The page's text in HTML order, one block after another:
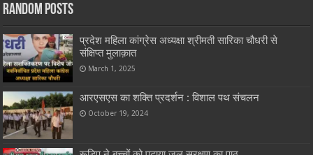
Random Posts
प्रदेश महिला कांग्रेस अध्यक्षा श्रीमती सारिका चौधरी से
संक्षिप्त मुलाक़ात
March 1, 2025
आरएसएस का शक्ति प्रदर्शन : विशाल पथ संचलन
October 19, 2024